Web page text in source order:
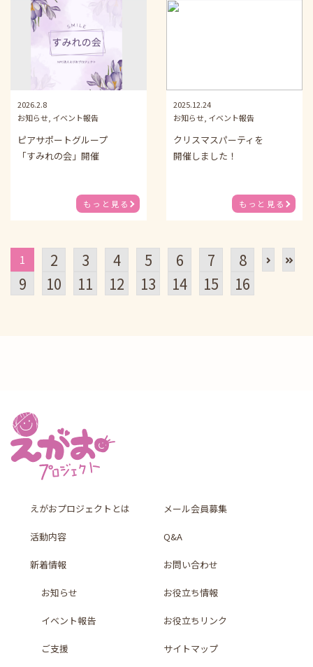
2026.2.8
お知らせ, イベント報告
ピアサポートグループ
「すみれの会」開催
もっと見る
2025.12.24
お知らせ, イベント報告
クリスマスパーティを
開催しました！
もっと見る
1 2 3 4 5 6 7
8
9
10 11 12 13 14 15 16
えがおプロジェクトとは
活動内容
新着情報
お知らせ
イベント報告
ご支援
メール会員募集
Q&A
お問い合わせ
お役立ち情報
お役立ちリンク
サイトマップ